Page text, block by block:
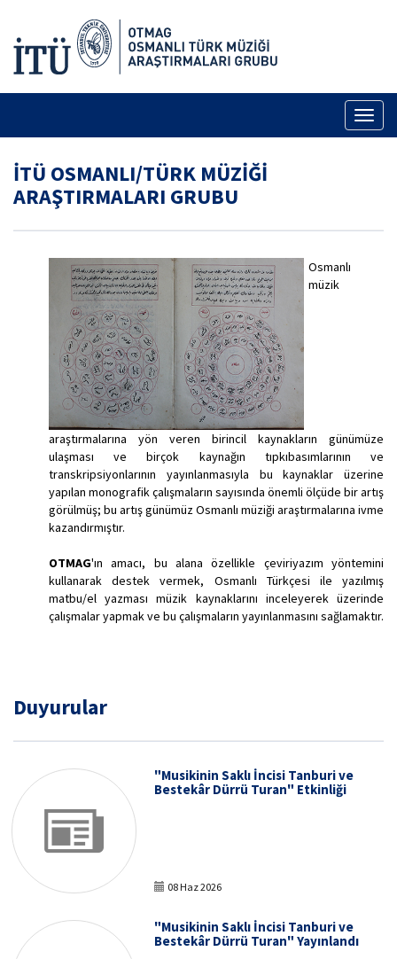
İTÜ OSMANLI/TÜRK MÜZİĞİ
ARAŞTIRMALARI GRUBU
Osmanlı
müzik
araştırmalarına yön veren birincil kaynakların günümüze
ulaşması ve birçok kaynağın tıpkıbasımlarının ve
transkripsiyonlarının yayınlanmasıyla bu kaynaklar üzerine
yapılan monografik çalışmaların sayısında önemli ölçüde bir artış
görülmüş; bu artış günümüz Osmanlı müziği araştırmalarına ivme
kazandırmıştır.
OTMAG'ın amacı, bu alana özellikle çeviriyazım yöntemini
kullanarak destek vermek, Osmanlı Türkçesi ile yazılmış
matbu/el yazması müzik kaynaklarını inceleyerek üzerinde
çalışmalar yapmak ve bu çalışmaların yayınlanmasını sağlamaktır.
Duyurular
"​Musikinin Saklı İncisi Tanburi ve
Bestekâr Dürrü Turan" Etkinliği
08 Haz 2026
"Musikinin Saklı İncisi Tanburi ve
Bestekâr Dürrü Turan" Yayınlandı